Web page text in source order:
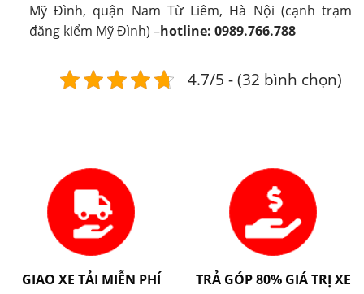
Mỹ Đình, quận Nam Từ Liêm, Hà Nội (cạnh trạm
đăng kiểm Mỹ Đình) –hotline: 0989.766.788
4.7/5 - (32 bình chọn)
GIAO XE TẢI MIỄN PHÍ
TRẢ GÓP 80% GIÁ TRỊ XE